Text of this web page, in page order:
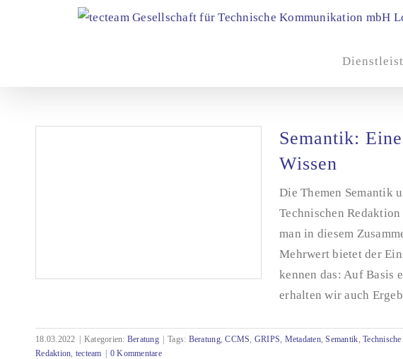
Semantik: Eine Grundlage für vernetztes
Semantik:
Wissen
Die Themen Semantik
Technischen
man in diesem
Mehrwert bietet der
kennen das: Auf Basis
erhalten wir auch
18.03.2022 Kategorien: Beratung Tags: Beratung,CCMS, GRIPS, Metadaten,Semantik,
Redaktion, tecteam 0 Kommentare